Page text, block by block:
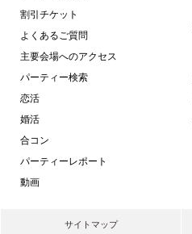
割引チケット
よくあるご質問
主要会場へのアクセス
パーティー検索
恋活
婚活
合コン
パーティーレポート
動画
サイトマップ